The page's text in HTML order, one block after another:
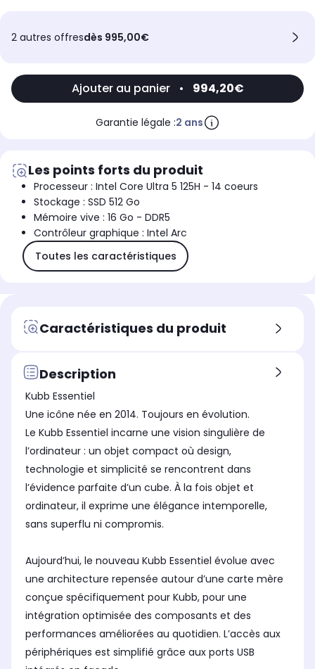
2 autres offresdès 995,00€
Ajouter au panier • 994,20€
Garantie légale :2 ans
Les points forts du produit
Processeur : Intel Core Ultra 5 125H - 14 coeurs
Stockage : SSD 512 Go
Mémoire vive : 16 Go - DDR5
Contrôleur graphique : Intel Arc
Toutes les caractéristiques
Caractéristiques du produit
Description
Kubb Essentiel
Une icône née en 2014. Toujours en évolution.
Le Kubb Essentiel incarne une vision singulière de
l’ordinateur : un objet compact où design,
technologie et simplicité se rencontrent dans
l’évidence parfaite d’un cube. À la fois objet et
ordinateur, il exprime une élégance intemporelle,
sans superflu ni compromis.
Aujourd’hui, le nouveau Kubb Essentiel évolue avec
une architecture repensée autour d’une carte mère
conçue spécifiquement pour Kubb, pour une
intégration optimisée des composants et des
performances améliorées au quotidien. L’accès aux
périphériques est simplifié grâce aux ports USB